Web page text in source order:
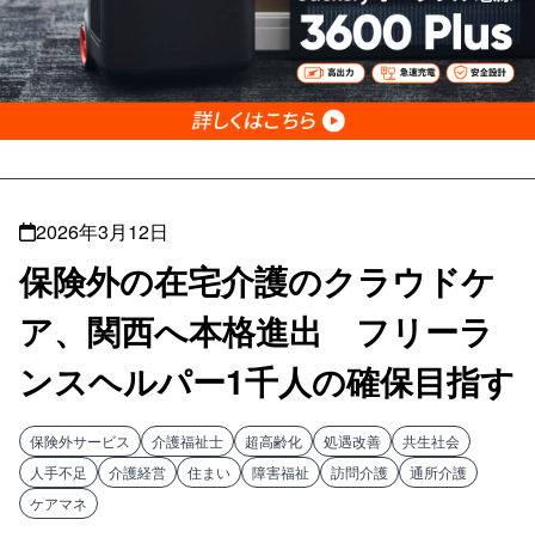
2026年3月12日
保険外の在宅介護のクラウドケ
ア、関西へ本格進出 フリーラ
ンスヘルパー1千人の確保目指す
保険外サービス 介護福祉士 超高齢化 処遇改善
共生社会
人手不足
介護経営 住まい 障害福祉 訪問介護
通所介護
ケアマネ